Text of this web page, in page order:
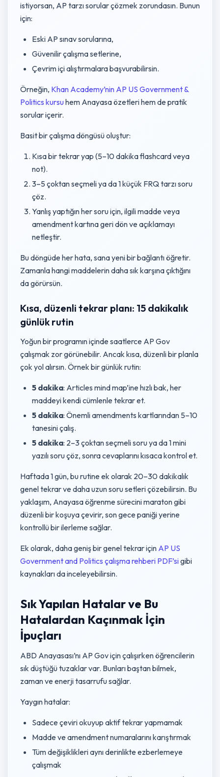
istiyorsan, AP tarzı sorular çözmek zorundasın. Bunun
için:
Eski AP sınav sorularına,
Güvenilir çalışma setlerine,
Çevrim içi alıştırmalara başvurabilirsin.
Örneğin, Khan Academy’nin AP US Government &
Politics kursuhem Anayasa özetleri hem de pratik
sorular içerir.
Basit bir çalışma döngüsü oluştur:
Kısa bir tekrar yap (5–10 dakika flashcard veya
not).
3–5 çoktan seçmeli ya da 1 küçük FRQ tarzı soru
çöz.
Yanlış yaptığın her soru için, ilgili madde veya
amendment kartına geri dön ve açıklamayı
netleştir.
Bu döngüde her hata, sana yeni bir bağlantı öğretir.
Zamanla hangi maddelerin daha sık karşına çıktığını
da görürsün.
Kısa, düzenli tekrar planı: 15 dakikalık
günlük rutin
Yoğun bir programın içinde saatlerce AP Gov
çalışmak zor görünebilir. Ancak kısa, düzenli bir planla
çok yol alırsın. Örnek bir günlük rutin:
5 dakika: Articles mind map’ine hızlı bak, her
maddeyi kendi cümlenle tekrar et.
5 dakika: Önemli amendments kartlarından 5–10
tanesini çalış.
5 dakika: 2–3 çoktan seçmeli soru ya da 1 mini
yazılı soru çöz, sonra cevaplarını kısaca kontrol et.
Haftada 1 gün, bu rutine ek olarak 20–30 dakikalık
genel tekrar ve daha uzun soru setleri çözebilirsin. Bu
yaklaşım, Anayasa öğrenme sürecini maraton gibi
düzenli bir koşuya çevirir, son gece paniği yerine
kontrollü bir ilerleme sağlar.
Ek olarak, daha geniş bir genel tekrar için AP US
Government and Politics çalışma rehberi PDF’sigibi
kaynakları da inceleyebilirsin.
Sık Yapılan Hatalar ve Bu
Hatalardan Kaçınmak İçin
İpuçları
ABD Anayasası’nı AP Gov için çalışırken öğrencilerin
sık düştüğü tuzaklar var. Bunları baştan bilmek,
zaman ve enerji tasarrufu sağlar.
Yaygın hatalar:
Sadece çeviri okuyup aktif tekrar yapmamak
Madde ve amendment numaralarını karıştırmak
Tüm değişiklikleri aynı derinlikte ezberlemeye
çalışmak